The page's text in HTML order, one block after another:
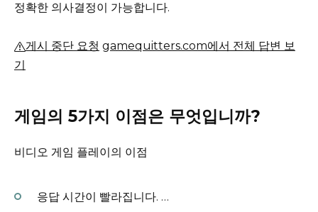
정확한 의사결정이 가능합니다.
게시 중단 요청 gamequitters.com에서 전체 답변 보
기
게임의 5가지 이점은 무엇입니까?
비디오 게임 플레이의 이점
응답 시간이 빨라집니다. …